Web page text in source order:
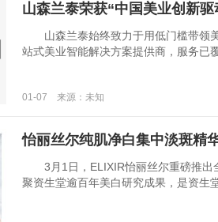
山森兰泰荣获“中国美业创新驱
山森兰泰始终致力于用低门槛带领
站式美业智能解决方案提供商，服务已
01-07 来源：未知
怡丽丝尔纯肌净白集中淡斑精
3月1日，ELIXIR怡丽丝尔重磅推出
聚资生堂逾百年美白研究成果，是资生